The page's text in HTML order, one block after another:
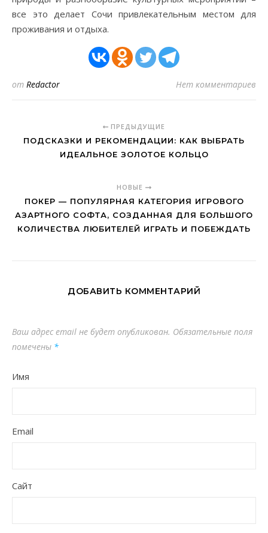
все это делает Сочи привлекательным местом для
проживания и отдыха.
от Redactor Нет комментариев
ПРЕДЫДУЩИЕ
ПОДСКАЗКИ И РЕКОМЕНДАЦИИ: КАК ВЫБРАТЬ
ИДЕАЛЬНОЕ ЗОЛОТОЕ КОЛЬЦО
НОВЫЕ
ПОКЕР — ПОПУЛЯРНАЯ КАТЕГОРИЯ ИГРОВОГО
АЗАРТНОГО СОФТА, СОЗДАННАЯ ДЛЯ БОЛЬШОГО
КОЛИЧЕСТВА ЛЮБИТЕЛЕЙ ИГРАТЬ И ПОБЕЖДАТЬ
ДОБАВИТЬ КОММЕНТАРИЙ
Ваш адрес email не будет опубликован. Обязательные поля
помечены *
Имя
Email
Сайт